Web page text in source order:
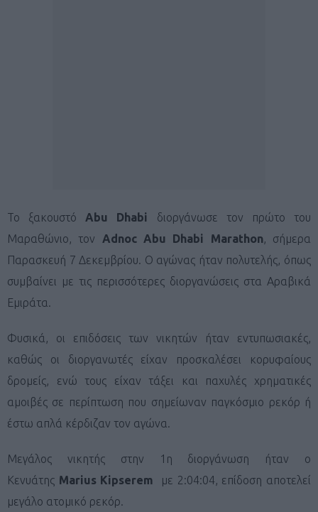
Το ξακουστό Abu Dhabi διοργάνωσε τον πρώτο του
Μαραθώνιο, τον Adnoc Abu Dhabi Marathon, σήμερα
Παρασκευή 7 Δεκεμβρίου. Ο αγώνας ήταν πολυτελής, όπως
συμβαίνει με τις περισσότερες διοργανώσεις στα Αραβικά
Εμιράτα.
Φυσικά, οι επιδόσεις των νικητών ήταν εντυπωσιακές,
καθώς οι διοργανωτές είχαν προσκαλέσει κορυφαίους
δρομείς, ενώ τους είχαν τάξει και παχυλές χρηματικές
αμοιβές σε περίπτωση που σημείωναν παγκόσμιο ρεκόρ ή
έστω απλά κέρδιζαν τον αγώνα.
Μεγάλος νικητής στην 1η διοργάνωση ήταν ο
Κενυάτης Marius Kipserem
με 2:04:04, επίδοση αποτελεί
μεγάλο ατομικό ρεκόρ.